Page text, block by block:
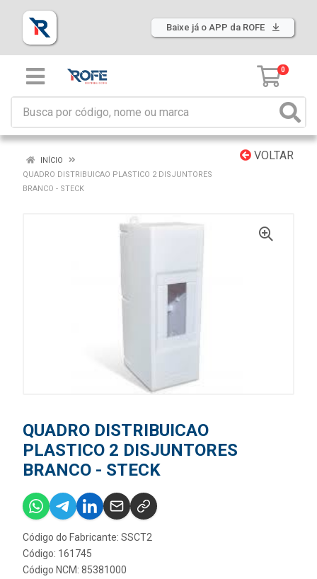
Baixe já o APP da ROFE
0
VOLTAR
INÍCIO
QUADRO DISTRIBUICAO PLASTICO 2 DISJUNTORES
BRANCO - STECK
QUADRO DISTRIBUICAO
PLASTICO 2 DISJUNTORES
BRANCO - STECK
Código do Fabricante: SSCT2
Código: 161745
Código NCM: 85381000